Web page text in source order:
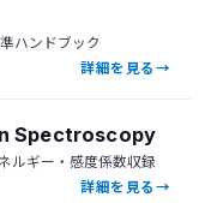
ハンドブック
詳細を見る
Spectroscopy
ルギー・感度係数収録
詳細を見る